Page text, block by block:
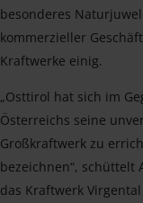
besonderes
kommerzieller
Kraftwerke einig.
„Osttirol hat sich im
Österreichs seine
Großkraftwerk zu
bezeichnen“, schüttelt
das Kraftwerk